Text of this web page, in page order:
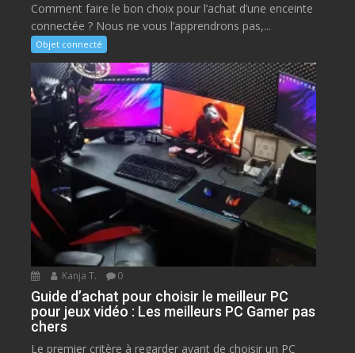
Comment faire le bon choix pour l’achat d’une enceinte
connectée ? Nous ne vous l’apprendrons pas,...
Objet connecté
Kanja T. 0
Guide d’achat pour choisir le meilleur PC
pour jeux vidéo : Les meilleurs PC Gamer pas
chers
Le premier critère à regarder avant de choisir un PC